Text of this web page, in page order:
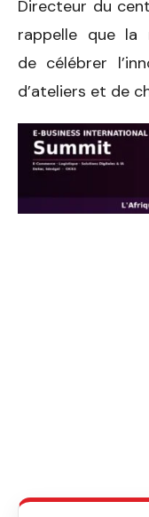
Directeur du
rappelle que
de célébrer
d’ateliers et de